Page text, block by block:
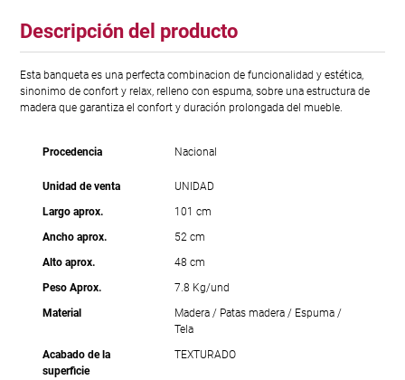
Descripción del producto
Esta banqueta es una perfecta combinacion de funcionalidad y estética,
sinonimo de confort y relax, relleno con espuma, sobre una estructura de
madera que garantiza el confort y duración prolongada del mueble.
Procedencia Nacional
Unidad de venta
UNIDAD
Largo aprox.
101 cm
Ancho aprox.
52 cm
Alto aprox.
48 cm
Peso Aprox.
7.8 Kg/und
Material
Madera / Patas madera / Espuma /
Tela
Acabado de la
superficie
TEXTURADO